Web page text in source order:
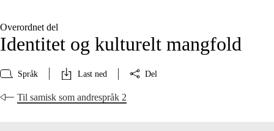
Overordnet del
Identitet og kulturelt mangfold
Språk Last ned Del
Til samisk som andrespråk 2